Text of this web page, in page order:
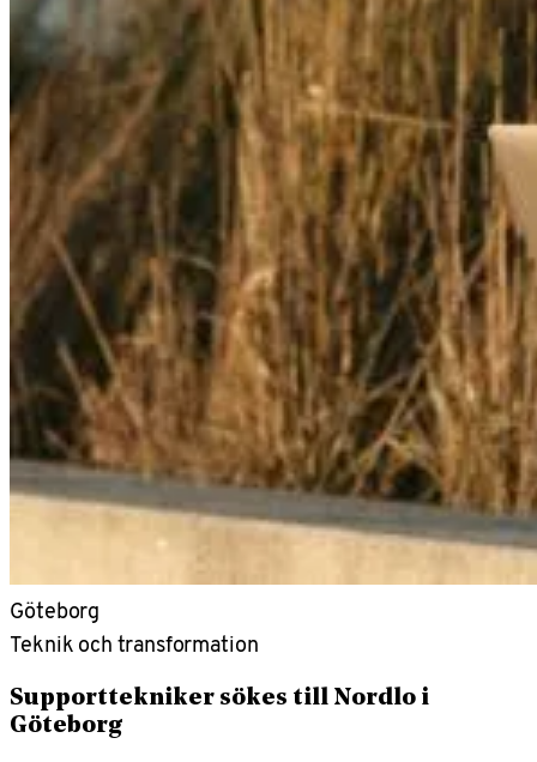
Göteborg
Teknik och transformation
Supporttekniker sökes till Nordlo i
Göteborg